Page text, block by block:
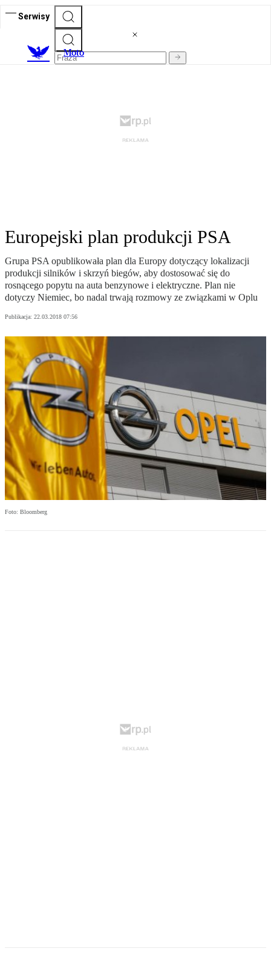
Serwisy
Moto
Europejski plan produkcji PSA
Grupa PSA opublikowała plan dla Europy dotyczący lokalizacji
produkcji silników i skrzyń biegów, aby dostosować się do
rosnącego popytu na auta benzynowe i elektryczne. Plan nie
dotyczy Niemiec, bo nadal trwają rozmowy ze związkami w Oplu
Publikacja: 22.03.2018 07:56
Foto: Bloomberg